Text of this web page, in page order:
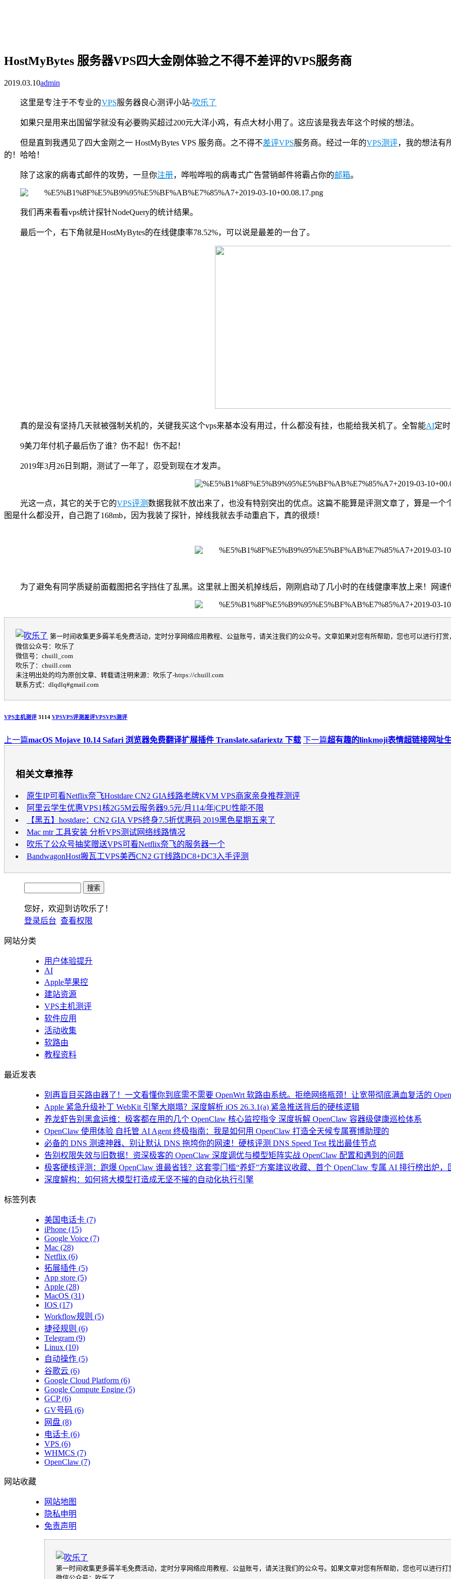
HostMyBytes 服务器VPS四大金刚体验之不得不差评的VPS服务商
2019.03.10admin
这里是专注于不专业的VPS服务器良心测评小站-吹乐了
如果只是用来出国留学就没有必要购买超过200元大洋小鸡，有点大材小用了。这应该是我去年这个时候的想法。
但是直到我遇见了四大金刚之一 HostMyBytes VPS 服务商。之不得不差评VPS服务商。经过一年的VPS测评， 我的想法有
的！哈哈！
除了这家的病毒式邮件的攻势，一旦你注册，哗啦哗啦的病毒式广告营销邮件将霸占你的邮箱。
我们再来看看vps统计探针NodeQuery的统计结果。
最后一个，右下角就是HostMyBytes的在线健康率78.52%，可以说是最差的一台了。
真的是没有坚持几天就被强制关机的，关键我买这个vps来基本没有用过，什么都没有挂，也能给我关机了。全智能AI定
9美刀年付机子最后伤了谁？伤不起！伤不起！
2019年3月26日到期，测试了一年了，忍受到现在才发声。
光这一点，其它的关于它的VPS评测数据我就不放出来了，也没有特别突出的优点。这篇不能算是评测文章了，算是一
图是什么都没开，自己跑了168mb，因为我装了探针，掉线我就去手动重启下，真的很烦！
为了避免有同学质疑前面截图把名字挡住了乱黑。这里就上图关机掉线后，刚刚启动了几小时的在线健康率放上来！网速
第一时间收集更多薅羊毛免费活动，定时分享网络应用教程、公益账号，请关注我们的公众号。文章如果对您有所帮助，您也可以进行打
微信公众号：吹乐了
微信号：chuill_com
吹乐了：chuill.com
未注明出处的均为原创文章、转载请注明来源：吹乐了-https://chuill.com
联系方式：dlqdlq#gmail.com
VPS主机测评 3114 VPSVPS评测差评VPSVPS测评
上一篇macOS Mojave 10.14 Safari 浏览器免费翻译扩展插件 Translate.safariextz 下载 下一篇超有趣的linkmoji表情超链接网址
相关文章推荐
原生IP可看Netflix奈飞Hostdare CN2 GIA线路老牌KVM VPS商家亲身推荐测评
阿里云学生优惠VPS1核2G5M云服务器9.5元/月114/年|CPU性能不限
【黑五】hostdare：CN2 GIA VPS终身7.5折优惠码 2019黑色星期五来了
Mac mtr 工具安装 分析VPS测试网络线路情况
吹乐了公众号抽奖赠送VPS可看Netflix奈飞的服务器一个
BandwagonHost搬瓦工VPS美西CN2 GT线路DC8+DC3入手评测
您好，欢迎到访吹乐了！
登录后台 查看权限
网站分类
用户体验提升
AI
Apple苹果控
建站资源
VPS主机测评
软件应用
活动收集
软路由
教程资料
最近发表
别再盲目买路由器了！一文看懂你到底需不需要 OpenWrt 软路由系统。拒绝网络瓶颈！让宽带彻底满血复活的
Apple 紧急升级补丁 WebKit 引擎大崩塌？深度解析 iOS 26.3.1(a) 紧急推送背后的硬核逻辑
养龙虾告别黑盒运维：极客都在用的几个 OpenClaw 核心监控指令 深度拆解 OpenClaw 容器级健康巡检体系
OpenClaw 使用体验 自托管 AI Agent 终极指南：我是如何用 OpenClaw 打造全天候专属赛博助理的
必备的 DNS 测速神器、别让默认 DNS 拖垮你的网速！硬核评测 DNS Speed Test 找出最佳节点
告别权限失效与旧数据！资深极客的 OpenClaw 深度调优与模型矩阵实战 OpenClaw 配置和遇到的问题
极客硬核评测：跑爆 OpenClaw 谁最省钱？这套零门槛“养虾”方案建议收藏、首个 OpenClaw 专属 AI 排行榜出炉
深度解构：如何将大模型打造成无坚不摧的自动化执行引擎
标签列表
美国电话卡 (7)
iPhone (15)
Google Voice (7)
Mac (28)
Netflix (6)
拓展插件 (5)
App store (5)
Apple (28)
MacOS (31)
IOS (17)
Workflow规则 (5)
捷径规则 (6)
Telegram (9)
Linux (10)
自动操作 (5)
谷歌云 (6)
Google Cloud Platform (6)
Google Compute Engine (5)
GCP(6)
GV号码 (6)
网盘 (8)
电话卡 (6)
VPS (6)
WHMCS (7)
OpenClaw (7)
网站收藏
网站地图
隐私申明
免责声明
第一时间收集更多薅羊毛免费活动，定时分享网络应用教程、公益账号，请关注我们的公众号。如果文章对您有所帮助，您也可以进行